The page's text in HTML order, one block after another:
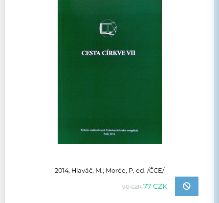
2014, Hlaváč, M.; Morée, P. ed. /ČCE/
90 CZK77 CZK